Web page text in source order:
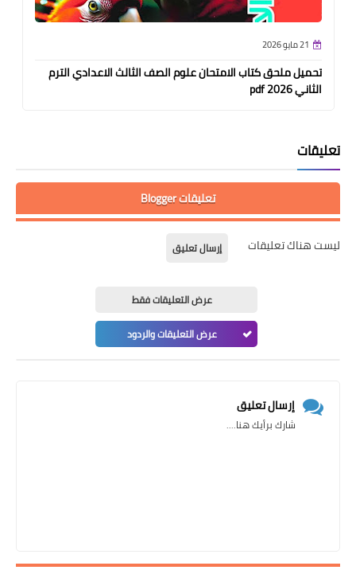
21 مايو 2026
تحميل ملحق كتاب الامتحان علوم الصف الثالث الاعدادي الترم
الثاني pdf 2026
تعليقات
تعليقات Blogger
ليست هناك تعليقات إرسال تعليق
عرض التعليقات فقط
عرض التعليقات والردود
إرسال تعليق
شارك برأيك هنا....